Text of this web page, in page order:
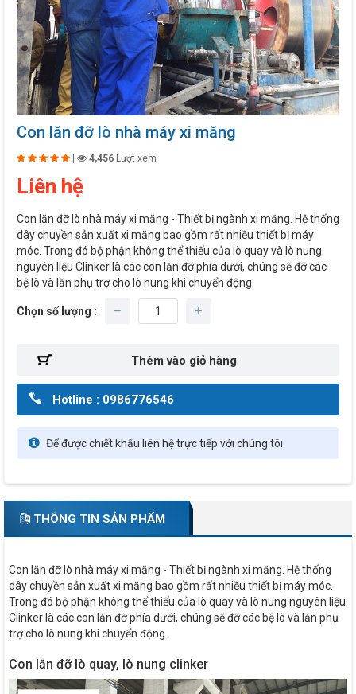
Con lăn đỡ lò nhà máy xi măng
4,456 Lượt xem
Liên hệ
Con lăn đỡ lò nhà máy xi măng - Thiết bị ngành xi măng. Hệ thống
dây chuyền sản xuất xi măng bao gồm rất nhiều thiết bị máy
móc. Trong đó bộ phận không thể thiếu của lò quay và lò nung
nguyên liệu Clinker là các con lăn đỡ phía dưới, chúng sẽ đỡ các
bệ lò và lăn phụ trợ cho lò nung khi chuyển động.
Chọn số lượng :
Hotline : 0986776546
Để được chiết khấu liên hệ trực tiếp với chúng tôi
THÔNG TIN SẢN PHẨM
Con lăn đỡ lò nhà máy xi măng - Thiết bị ngành xi măng. Hệ thống
dây chuyền sản xuất xi măng bao gồm rất nhiều thiết bị máy móc.
Trong đó bộ phận không thể thiếu của lò quay và lò nung nguyên liệu
Clinker là các con lăn đỡ phía dưới, chúng sẽ đỡ các bệ lò và lăn phụ
trợ cho lò nung khi chuyển động.
Con lăn đỡ lò quay, lò nung clinker